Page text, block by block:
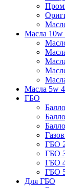
Масла 10w
Масла 5w
ГБО
ГБО
ГБО
ГБО
ГБО
Для ГБО